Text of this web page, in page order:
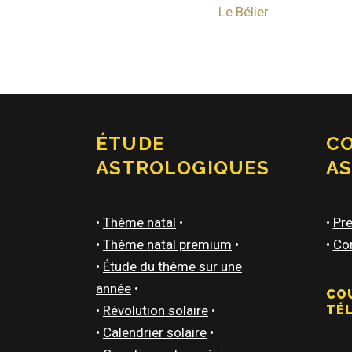
Le Bélier
ÉTUDE
ASTROLOGIQUES
• Thème natal •
• Thème natal premium •
• Étude du thème sur une
année •
• Révolution solaire •
• Calendrier solaire •
•
•